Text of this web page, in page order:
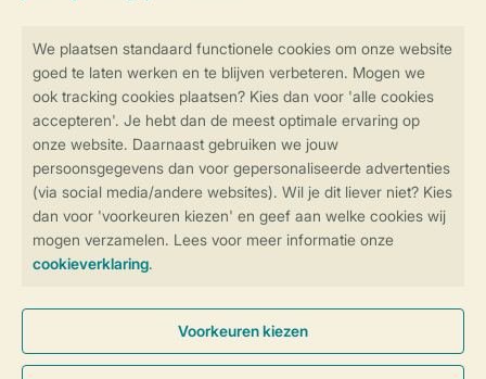
Controle over jouw gegevens &
privacy
SSL certificaat
Veilige gegevensoverdracht
Veilige betaling